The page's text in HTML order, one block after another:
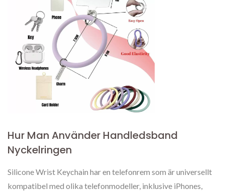
Hur Man Använder Handledsband
Nyckelringen
Silicone Wrist Keychain har en telefonrem som är universellt
kompatibel med olika telefonmodeller, inklusive iPhones,